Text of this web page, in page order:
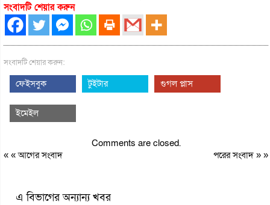
সংবাদটি শেয়ার করুন
সংবাদটি শেয়ার করুন:
ফেইসবুক টুইটার গুগল প্লাস
ইমেইল
Comments are closed.
« «আগের সংবাদ পরের সংবাদ» »
এ বিভাগের অন্যান্য খবর